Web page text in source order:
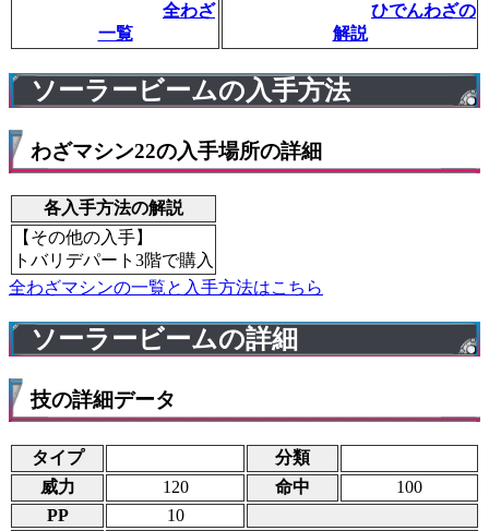
全わざ
一覧
ひでんわざの
解説
ソーラービームの入手方法
わざマシン22の入手場所の詳細
各入手方法の解説
【その他の入手】
トバリデパート3階で購入
全わざマシンの一覧と入手方法はこちら
ソーラービームの詳細
技の詳細データ
タイプ
分類
威力
120 命中
100
PP
10